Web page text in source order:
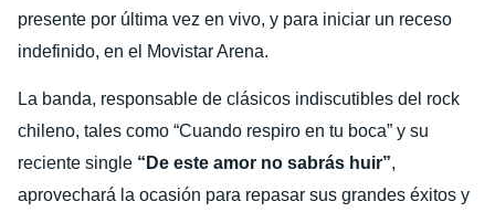
presente por última vez en vivo, y para iniciar un receso
indefinido, en el Movistar Arena.
La banda, responsable de clásicos indiscutibles del rock
chileno, tales como “Cuando respiro en tu boca” y su
reciente single “De este amor no sabrás huir”,
aprovechará la ocasión para repasar sus grandes éxitos y